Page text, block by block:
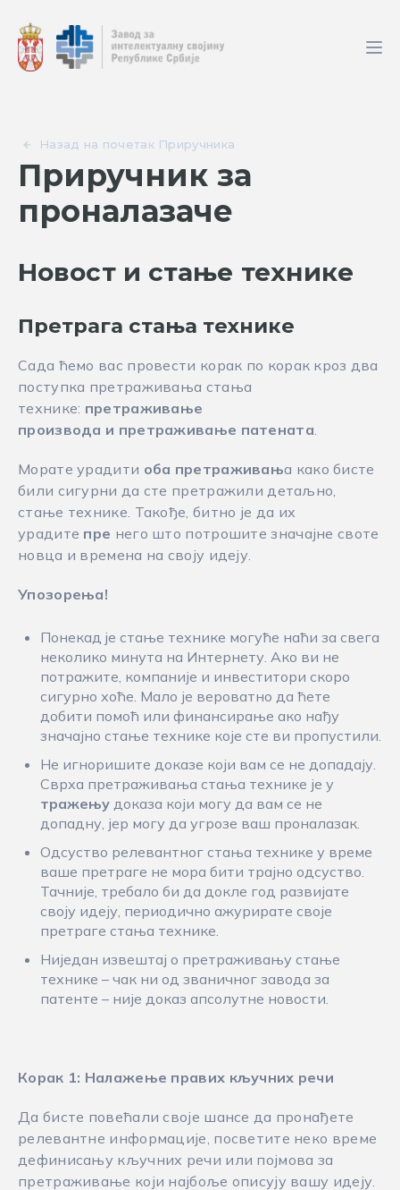
Назад на почетак Приручника
Приручник за
проналазаче
Новост и стање технике
Претрага стања технике
Сада ћемо вас провести корак по корак кроз два
поступка претраживања стања
технике: претраживање
производа и претраживање патената.
Морате урадити оба претраживања како бисте
били сигурни да сте претражили детаљно,
стање технике. Такође, битно је да их
урадите пре него што потрошите значајне своте
новца и времена на своју идеју.
Упозорења!
Понекад je стање технике могуће наћи за свега
неколико минута на Интернету. Ако ви не
потражите, компаније и инвеститори скоро
сигурно хоће. Мало је вероватно да ћете
добити помоћ или финансирање ако нађу
значајно стање технике које сте ви пропустили.
Не игноришите доказе који вам се не допадају.
Сврха претраживања стања технике је у
тражењу доказа који могу да вам се не
допадну, јер могу да угрозе ваш проналазак.
Одсуство релевантног стања технике у време
ваше претраге не мора бити трајно одсуство.
Тачније, требало би да докле год развијате
своју идеју, периодично ажурирате своје
претраге стања технике.
Ниједан извештај о претраживању стање
технике – чак ни од званичног завода за
патенте – није доказ апсолутне новости.
Корак 1: Налажење правих кључних речи
Да бисте повећали своје шансе да пронађете
релевантне информације, посветите неко време
дефинисању кључних речи или појмова за
претраживање који најбоље описују вашу идеју.